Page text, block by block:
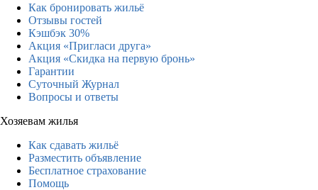
Как бронировать жильё
Отзывы гостей
Кэшбэк 30%
Акция «Пригласи друга»
Акция «Скидка на первую бронь»
Гарантии
Суточный Журнал
Вопросы и ответы
Хозяевам жилья
Как сдавать жильё
Разместить объявление
Бесплатное страхование
Помощь